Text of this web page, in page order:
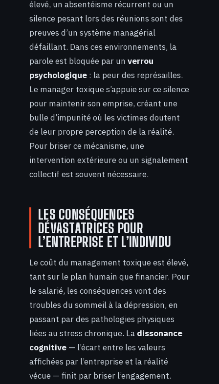
élevé, un absentéisme récurrent ou un
silence pesant lors des réunions sont des
preuves d’un système managérial
défaillant. Dans ces environnements, la
parole est bloquée par un verrou
psychologique : la peur des représailles.
Le manager toxique s’appuie sur ce silence
pour maintenir son emprise, créant une
bulle d’impunité où les victimes doutent
de leur propre perception de la réalité.
Pour briser ce mécanisme, une
intervention extérieure ou un signalement
collectif est souvent nécessaire.
LES CONSÉQUENCES
DÉVASTATRICES POUR
L’ENTREPRISE ET L’INDIVIDU
Le coût du management toxique est élevé,
tant sur le plan humain que financier. Pour
le salarié, les conséquences vont des
troubles du sommeil à la dépression, en
passant par des pathologies physiques
liées au stress chronique. La dissonance
cognitive — l’écart entre les valeurs
affichées par l’entreprise et la réalité
vécue — finit par briser l’engagement.